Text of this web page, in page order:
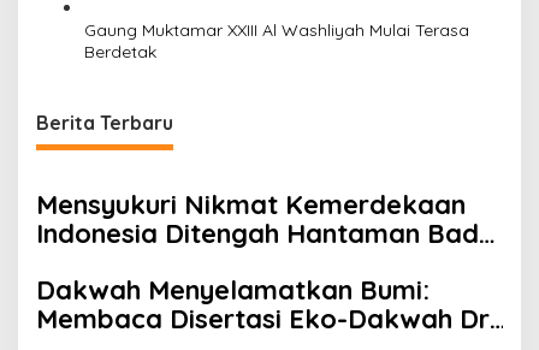
Gaung Muktamar XXIII Al Washliyah Mulai Terasa
Berdetak
Berita Terbaru
Mensyukuri Nikmat Kemerdekaan
Indonesia Ditengah Hantaman Badai
Dakwah Menyelamatkan Bumi:
Membaca Disertasi Eko-Dakwah Dr.